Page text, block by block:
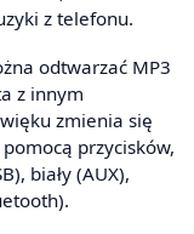
z telefonu.
odtwarzać MP3
z innym
zmienia się
przycisków,
biały (AUX),